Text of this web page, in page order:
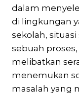
dalam
di lingkungan
sekolah, situasi
sebuah
melibatkan
menemukan
masalah yang